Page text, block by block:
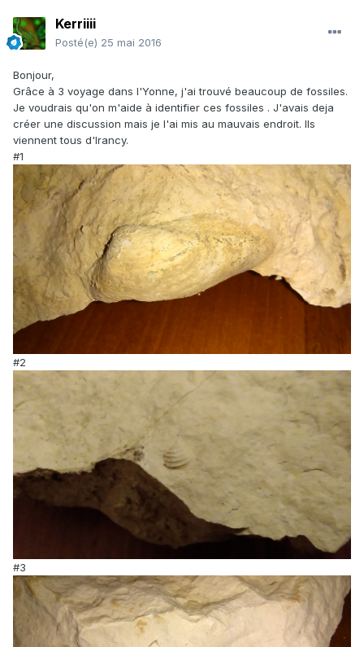
Kerriiii
Posté(e) 25 mai 2016
Bonjour,
Grâce à 3 voyage dans l'Yonne, j'ai trouvé beaucoup de fossiles.
Je voudrais qu'on m'aide à identifier ces fossiles . J'avais deja
créer une discussion mais je l'ai mis au mauvais endroit. Ils
viennent tous d'Irancy.
#1
#2
#3